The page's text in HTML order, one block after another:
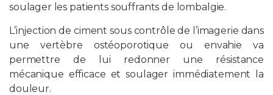
soulager les patients souffrants de lombalgie.
L’injection de ciment sous contrôle de l’imagerie dans
une vertèbre ostéoporotique ou envahie va
permettre de lui redonner une résistance
mécanique efficace et soulager immédiatement la
douleur.